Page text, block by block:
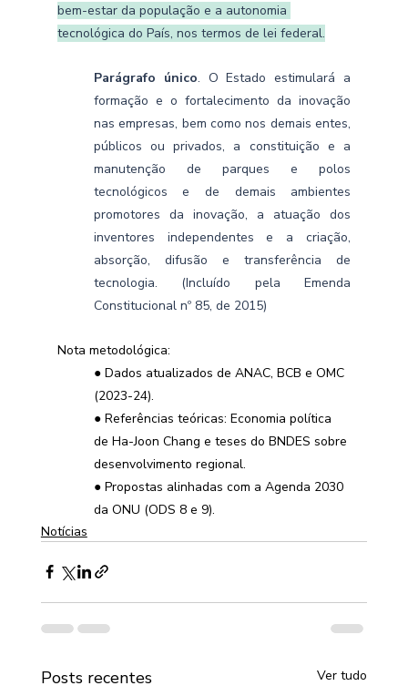
bem-estar da população e a autonomia
tecnológica do País, nos termos de lei federal.
Parágrafo único. O Estado estimulará a
formação e o fortalecimento da inovação
nas empresas, bem como nos demais entes,
públicos ou privados, a constituição e a
manutenção de parques e polos
tecnológicos e de demais ambientes
promotores da inovação, a atuação dos
inventores independentes e a criação,
absorção, difusão e transferência de
tecnologia. (Incluído pela Emenda
Constitucional nº 85, de 2015)
Nota metodológica:
● Dados atualizados de ANAC, BCB e OMC
(2023-24).
● Referências teóricas: Economia política
de Ha-Joon Chang e teses do BNDES sobre
desenvolvimento regional.
● Propostas alinhadas com a Agenda 2030
da ONU (ODS 8 e 9).
Notícias
Posts recentes Ver tudo